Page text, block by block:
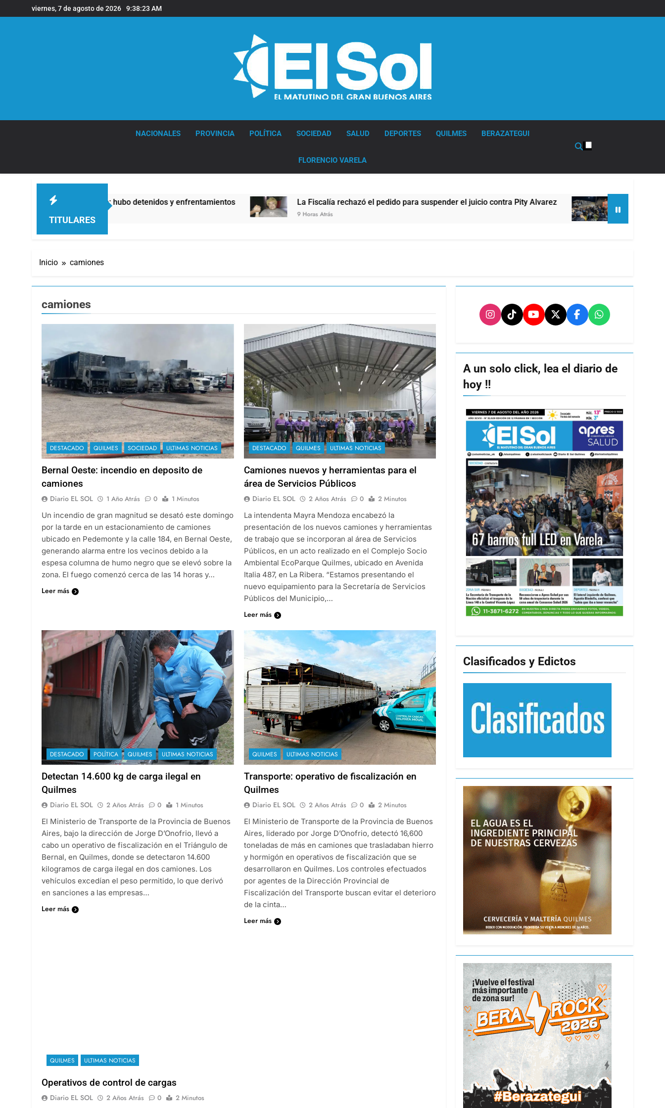
al
viernes, 7 de agosto de 2026 9:38:24 AM
NACIONALES PROVINCIA POLÍTICA SOCIEDAD SALUD DEPORTES QUILMES BERAZATEGUI
FLORENCIO VARELA
TITULARES
hubo detenidos y enfrentamientos La Fiscalía rechazó el pedido para suspender el juicio contra Pity Alvarez
9 Horas Atrás
67 barrios full LED en Florencio
10 Horas Atrás
Inicio camiones
camiones
DESTACADO QUILMES SOCIEDAD ULTIMAS NOTICIAS
Bernal Oeste: incendio en deposito de
camiones
Diario EL SOL 1 Año Atrás 0
1 Minutos
Un incendio de gran magnitud se desató este domingo
por la tarde en un estacionamiento de camiones
ubicado en Pedemonte y la calle 184, en Bernal Oeste,
generando alarma entre los vecinos debido a la
espesa columna de humo negro que se elevó sobre la
zona. El fuego comenzó cerca de las 14 horas y…
Leer más
DESTACADO QUILMES ULTIMAS NOTICIAS
Camiones nuevos y herramientas para el
área de Servicios Públicos
Diario EL SOL 2 Años Atrás 0
2 Minutos
La intendenta Mayra Mendoza encabezó la
presentación de los nuevos camiones y herramientas
de trabajo que se incorporan al área de Servicios
Públicos, en un acto realizado en el Complejo Socio
Ambiental EcoParque Quilmes, ubicado en Avenida
Italia 487, en La Ribera. “Estamos presentando el
nuevo equipamiento para la Secretaría de Servicios
Públicos del Municipio,…
Leer más
DESTACADO POLÍTICA QUILMES ULTIMAS NOTICIAS
Detectan 14.600 kg de carga ilegal en
Quilmes
Diario EL SOL 2 Años Atrás 0
1 Minutos
El Ministerio de Transporte de la Provincia de Buenos
Aires, bajo la dirección de Jorge D’Onofrio, llevó a
cabo un operativo de fiscalización en el Triángulo de
Bernal, en Quilmes, donde se detectaron 14.600
kilogramos de carga ilegal en dos camiones. Los
vehículos excedían el peso permitido, lo que derivó
en sanciones a las empresas…
Leer más
QUILMES ULTIMAS NOTICIAS
Transporte: operativo de fiscalización en
Quilmes
Diario EL SOL 2 Años Atrás 0
2 Minutos
El Ministerio de Transporte de la Provincia de Buenos
Aires, liderado por Jorge D’Onofrio, detectó 16,600
toneladas de más en camiones que trasladaban hierro
y hormigón en operativos de fiscalización que se
desarrollaron en Quilmes. Los controles efectuados
por agentes de la Dirección Provincial de
Fiscalización del Transporte buscan evitar el deterioro
de la cinta…
Leer más
QUILMES ULTIMAS NOTICIAS
Operativos de control de cargas
Diario EL SOL 2 Años Atrás 0
2 Minutos
A un solo click, lea el diario de
hoy !!
Clasificados y Edictos